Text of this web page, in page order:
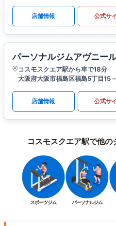
店舗情報 公式サ
パーソナルジムアヴニー
コスモスクエア駅から車で18分
大阪府大阪市福島区福島5丁目
店舗情報 公式サ
コスモスクエア駅で他
スポーツジム パーソナルジム